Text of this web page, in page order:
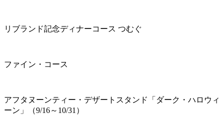
リブランド記念ディナーコース つむぐ
ファイン・コース
アフタヌーンティー・デザートスタンド「ダーク・ハロウィ
ーン」（9/16～10/31）